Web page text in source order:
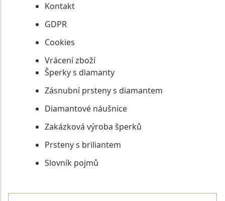
Kontakt
GDPR
Cookies
Vrácení zboží
Šperky s diamanty
Zásnubní prsteny s diamantem
Diamantové náušnice
Zakázková výroba šperků
Prsteny s briliantem
Slovník pojmů